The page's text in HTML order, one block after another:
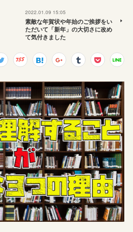
2022.01.09 15:05
素敵な年賀状や年始のご挨拶をい
ただいて「新年」の大切さに改め
て気付きました